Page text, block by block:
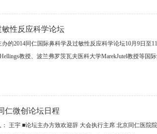
敏性反应科学论坛
的2014同仁国际鼻科学及过敏性反应科学论坛10月9日至
教授、波兰弗罗茨瓦夫医科大学MarekJutel教授等
仁微创论坛日程
王宇 ■论坛主办方致欢迎辞 大会执行主席 北京同仁医院